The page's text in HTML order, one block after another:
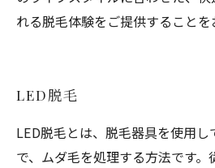
れる脱毛体験をご提供することを
LED脱毛
LED脱毛とは、脱毛器具を使用し
で、ムダ毛を処理する方法です